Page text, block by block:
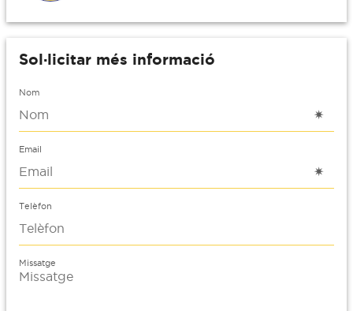
Sol·licitar més informació
Nom
Email
Telèfon
Missatge